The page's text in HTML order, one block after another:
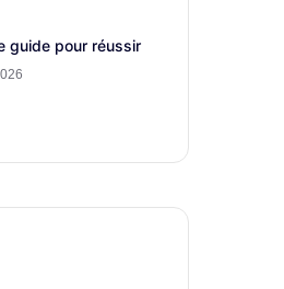
guide pour réussir